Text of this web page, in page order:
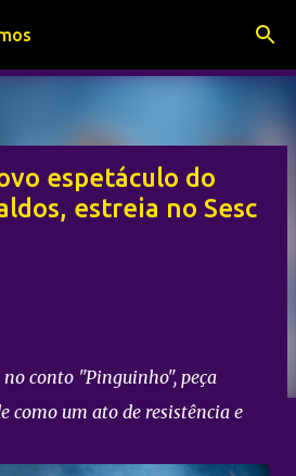
o conteúdo principal
espetáculo do
estreia no Sesc
conto "Pinguinho", peça
como um ato de resistência e